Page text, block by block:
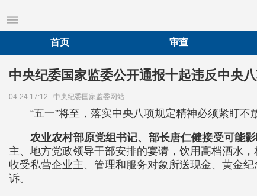
首页
审查
中央纪委国家监委公开通报十起违反中央
04-24 17:12 中央纪委国家监委网站
“五一”将至，落实中央八项规定精神必须紧盯
农业农村部原党组书记、部长唐仁健接受可能
主、地方党政领导干部安排的宴请，饮用高档酒水
收受私营企业主、管理和服务对象所送现金、黄金
诉。